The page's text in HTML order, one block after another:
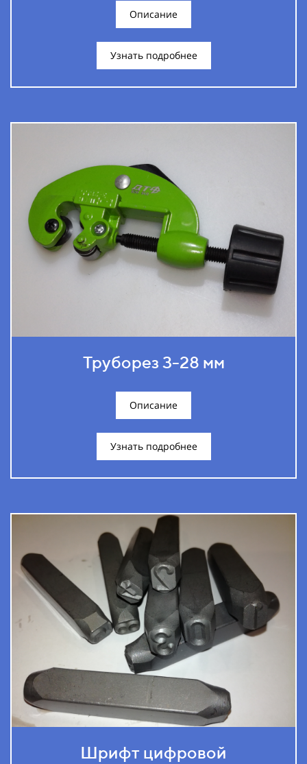
Описание
Узнать подробнее
Труборез 3-28 мм
Описание
Узнать подробнее
Шрифт цифровой